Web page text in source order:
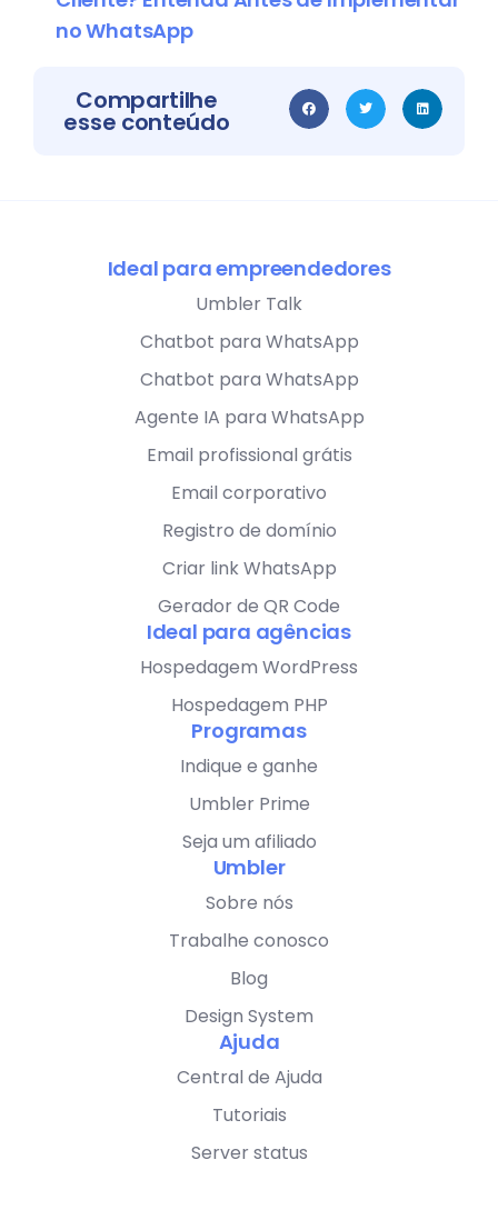
no WhatsApp
Compartilhe
esse conteúdo
Ideal para empreendedores
Umbler Talk
Chatbot para WhatsApp
Chatbot para WhatsApp
Agente IA para WhatsApp
Email profissional grátis
Email corporativo
Registro de domínio
Criar link WhatsApp
Gerador de QR Code
Ideal para agências
Hospedagem WordPress
Hospedagem PHP
Programas
Indique e ganhe
Umbler Prime
Seja um afiliado
Umbler
Sobre nós
Trabalhe conosco
Blog
Design System
Ajuda
Central de Ajuda
Tutoriais
Server status